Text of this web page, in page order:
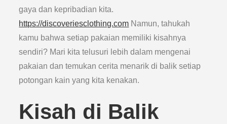
gaya dan kepribadian kita.
https://discoveriesclothing.com Namun, tahukah
kamu bahwa setiap pakaian memiliki kisahnya
sendiri? Mari kita telusuri lebih dalam mengenai
pakaian dan temukan cerita menarik di balik setiap
potongan kain yang kita kenakan.
Kisah di Balik